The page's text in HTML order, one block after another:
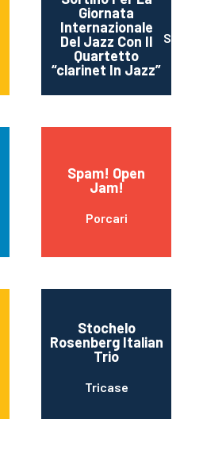
Giornata
Internazionale
Del Jazz Con Il
Quartetto
“clarinet In Jazz”
Spam! Open
Jam!
Porcari
Stochelo
Rosenberg Italian
Trio
Tricase